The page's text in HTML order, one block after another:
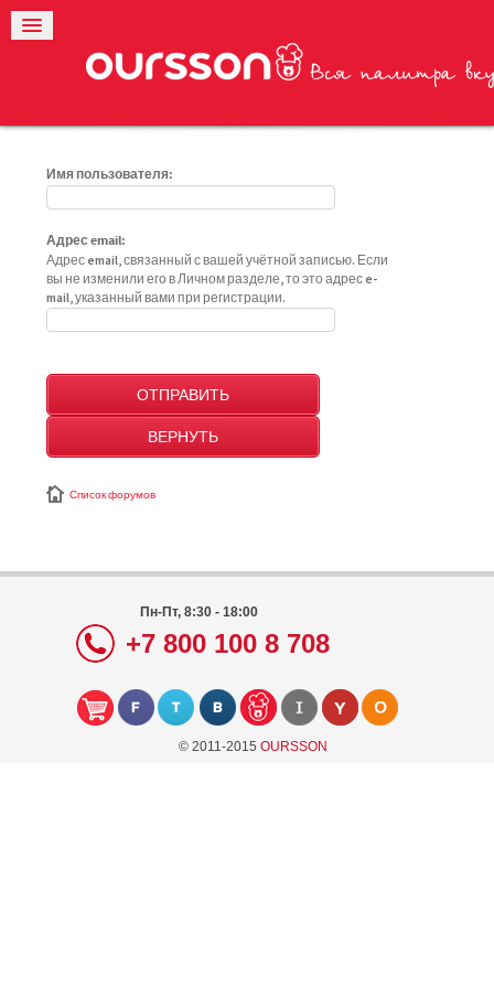
Имя пользователя:
Адрес email:
Адрес email, связанный с вашей учётной записью. Если
вы не изменили его в Личном разделе, то это адрес e-
mail, указанный вами при регистрации.
Список форумов
Пн-Пт, 8:30 - 18:00
+7 800 100 8 708
© 2011-2015 OURSSON